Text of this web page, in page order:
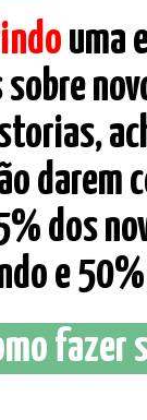
uma
darem
dos
e
fazer